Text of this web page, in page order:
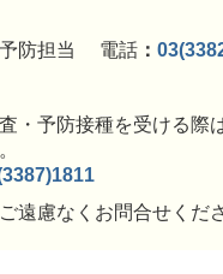
防担当 電話 ：
・予防接種を受ける際
遠慮なくお問合せくだ